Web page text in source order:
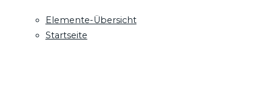
Elemente-Übersicht
Startseite